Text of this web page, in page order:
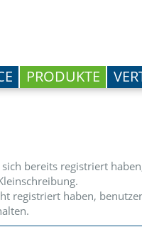
PRODUKTE
bereits registriert
registriert haben,